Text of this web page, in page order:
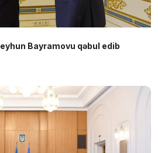
Bayramovu qəbul edib